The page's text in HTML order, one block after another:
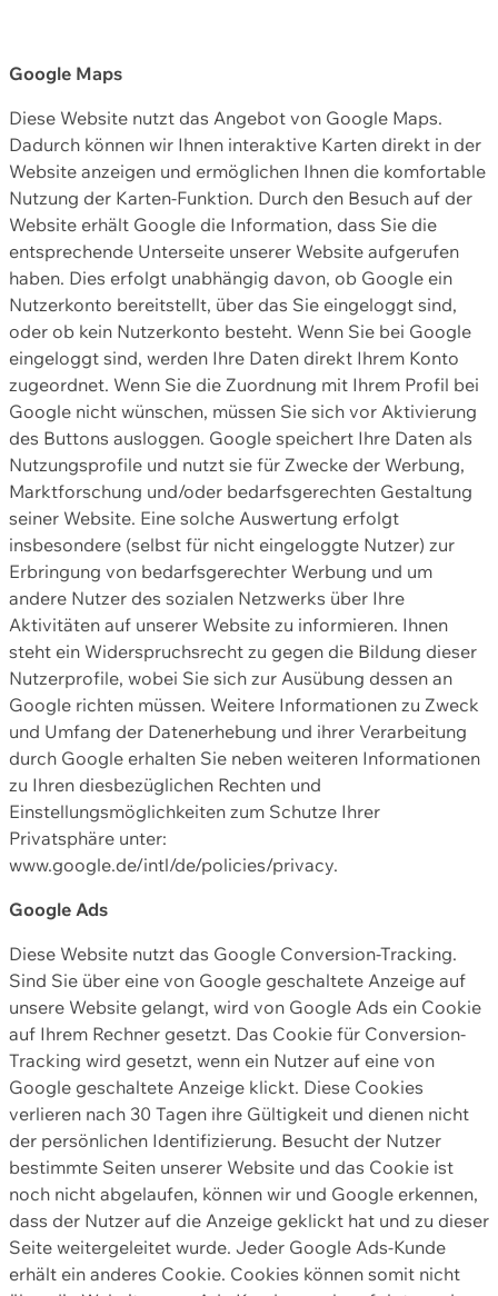
Google Maps
Diese Website nutzt das Angebot von Google Maps.
Dadurch können wir Ihnen interaktive Karten direkt in der
Website anzeigen und ermöglichen Ihnen die komfortable
Nutzung der Karten-Funktion. Durch den Besuch auf der
Website erhält Google die Information, dass Sie die
entsprechende Unterseite unserer Website aufgerufen
haben. Dies erfolgt unabhängig davon, ob Google ein
Nutzerkonto bereitstellt, über das Sie eingeloggt sind,
oder ob kein Nutzerkonto besteht. Wenn Sie bei Google
eingeloggt sind, werden Ihre Daten direkt Ihrem Konto
zugeordnet. Wenn Sie die Zuordnung mit Ihrem Profil bei
Google nicht wünschen, müssen Sie sich vor Aktivierung
des Buttons ausloggen. Google speichert Ihre Daten als
Nutzungsprofile und nutzt sie für Zwecke der Werbung,
Marktforschung und/oder bedarfsgerechten Gestaltung
seiner Website. Eine solche Auswertung erfolgt
insbesondere (selbst für nicht eingeloggte Nutzer) zur
Erbringung von bedarfsgerechter Werbung und um
andere Nutzer des sozialen Netzwerks über Ihre
Aktivitäten auf unserer Website zu informieren. Ihnen
steht ein Widerspruchsrecht zu gegen die Bildung dieser
Nutzerprofile, wobei Sie sich zur Ausübung dessen an
Google richten müssen. Weitere Informationen zu Zweck
und Umfang der Datenerhebung und ihrer Verarbeitung
durch Google erhalten Sie neben weiteren Informationen
zu Ihren diesbezüglichen Rechten und
Einstellungsmöglichkeiten zum Schutze Ihrer
Privatsphäre unter:
www.google.de/intl/de/policies/privacy.
Google Ads
Diese Website nutzt das Google Conversion-Tracking.
Sind Sie über eine von Google geschaltete Anzeige auf
unsere Website gelangt, wird von Google Ads ein Cookie
auf Ihrem Rechner gesetzt. Das Cookie für Conversion-
Tracking wird gesetzt, wenn ein Nutzer auf eine von
Google geschaltete Anzeige klickt. Diese Cookies
verlieren nach 30 Tagen ihre Gültigkeit und dienen nicht
der persönlichen Identifizierung. Besucht der Nutzer
bestimmte Seiten unserer Website und das Cookie ist
noch nicht abgelaufen, können wir und Google erkennen,
dass der Nutzer auf die Anzeige geklickt hat und zu dieser
Seite weitergeleitet wurde. Jeder Google Ads-Kunde
erhält ein anderes Cookie. Cookies können somit nicht